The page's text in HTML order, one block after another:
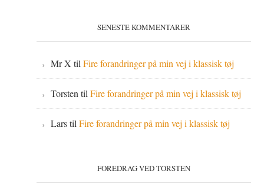
SENESTE KOMMENTARER
Mr X tilFire forandringer på min vej i klassisk tøj
Torsten tilFire forandringer på min vej i klassisk tøj
LarstilFire forandringer på min vej i klassisk tøj
FOREDRAG VED TORSTEN